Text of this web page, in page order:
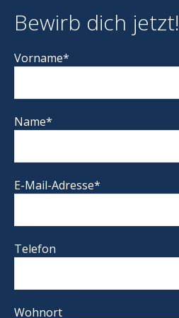
Bewirb dich jetzt!
Vorname*
Name*
E-Mail-Adresse*
Telefon
Wohnort